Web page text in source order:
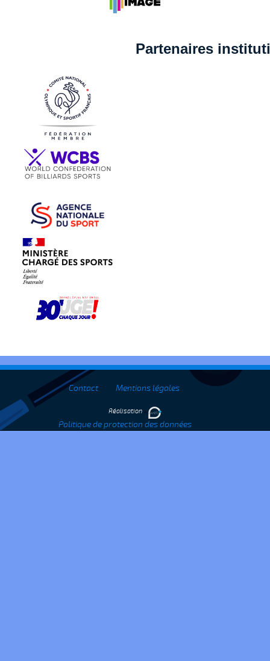
Partenaires
Contact Mentions légales
Politique de protection des données
Réalisation